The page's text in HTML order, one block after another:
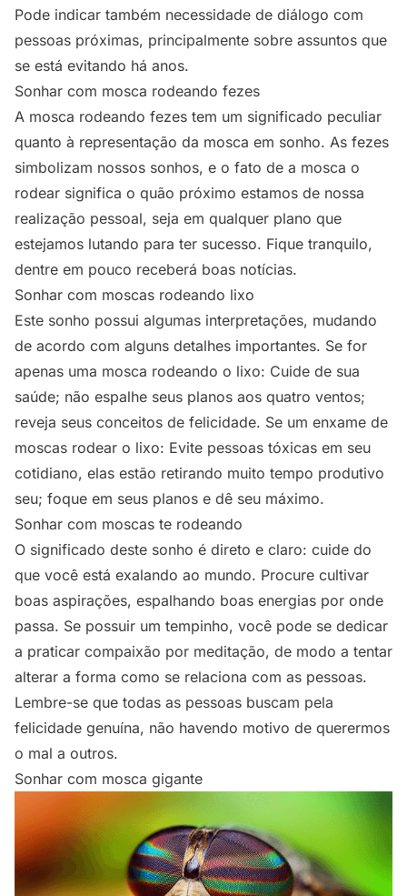
Pode indicar também necessidade de diálogo com
pessoas próximas, principalmente sobre assuntos que
se está evitando há anos.
Sonhar com mosca rodeando fezes
A mosca rodeando fezes tem um significado peculiar
quanto à representação da mosca em sonho. As fezes
simbolizam nossos sonhos, e o fato de a mosca o
rodear significa o quão próximo estamos de nossa
realização pessoal, seja em qualquer plano que
estejamos lutando para ter sucesso. Fique tranquilo,
dentre em pouco receberá boas notícias.
Sonhar com moscas rodeando lixo
Este sonho possui algumas interpretações, mudando
de acordo com alguns detalhes importantes. Se for
apenas uma mosca rodeando o lixo: Cuide de sua
saúde; não espalhe seus planos aos quatro ventos;
reveja seus conceitos de felicidade. Se um enxame de
moscas rodear o lixo: Evite pessoas tóxicas em seu
cotidiano, elas estão retirando muito tempo produtivo
seu; foque em seus planos e dê seu máximo.
Sonhar com moscas te rodeando
O significado deste sonho é direto e claro: cuide do
que você está exalando ao mundo. Procure cultivar
boas aspirações, espalhando boas energias por onde
passa. Se possuir um tempinho, você pode se dedicar
a praticar compaixão por meditação, de modo a tentar
alterar a forma como se relaciona com as pessoas.
Lembre-se que todas as pessoas buscam pela
felicidade genuína, não havendo motivo de querermos
o mal a outros.
Sonhar com mosca gigante